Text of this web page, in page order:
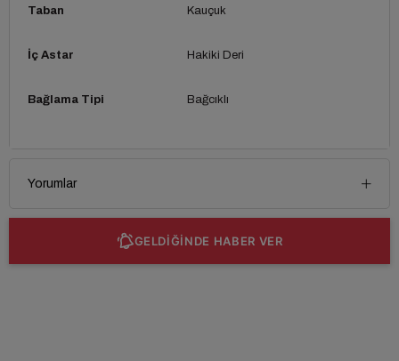
Taban Kauçuk
İç Astar Hakiki Deri
Bağlama Tipi Bağcıklı
Yorumlar
GELDİĞİNDE HABER VER